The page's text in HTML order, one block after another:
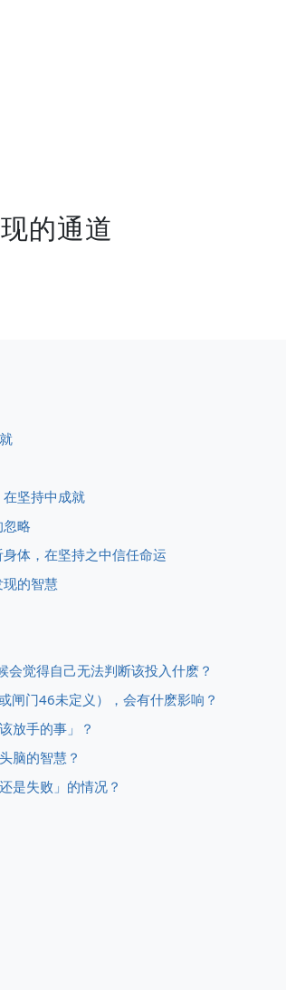
的通道
坚持中成就
略
体，在坚持之中信任命运
的智慧
觉得自己无法判断该投入什麽？
闸门46未定义），会有什麽影响？
放手的事」？
脑的智慧？
是失败」的情况？